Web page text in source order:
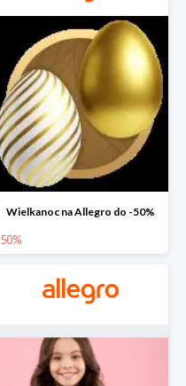
Wielkanoc na Allegro do -50%
50%